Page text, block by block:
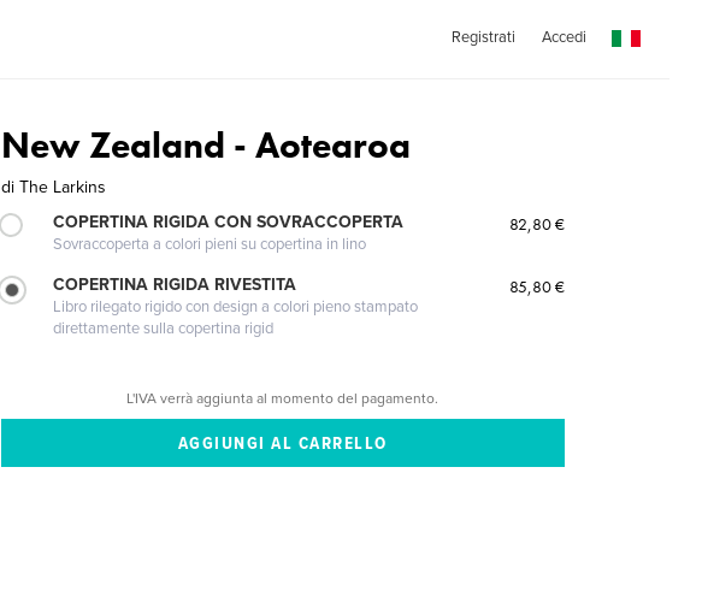
Registrati Accedi
New Zealand - Aotearoa
di The Larkins
COPERTINA RIGIDA CON SOVRACCOPERTA
Sovraccoperta a colori pieni su copertina in lino
82,80 €
COPERTINA RIGIDA RIVESTITA
Libro rilegato rigido con design a colori pieno stampato
direttamente sulla copertina rigid
85,80 €
L'IVA verrà aggiunta al momento del pagamento.